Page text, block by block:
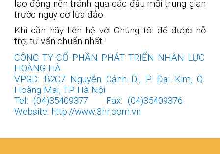
lao động nên tránh qua các đầu mối trung gian
trước nguy cơ lừa đảo.
Khi cần hãy liên hệ với Chúng tôi để được hỗ
trợ, tư vấn chuẩn nhất !
CÔNG TY CỔ PHẦN PHÁT TRIỂN NHÂN LỰC
HOÀNG HÀ
VPGD: B2C7 Nguyễn Cảnh Dị, P. Đại Kim, Q.
Hoàng Mai, TP Hà Nội
Tel: (04)35409377
Fax: (04)35409376
Website: http://www.3hr.com.vn